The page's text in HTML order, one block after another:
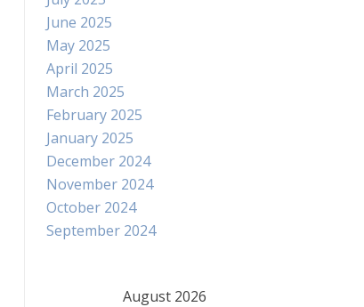
June 2025
May 2025
April 2025
March 2025
February 2025
January 2025
December 2024
November 2024
October 2024
September 2024
August 2026